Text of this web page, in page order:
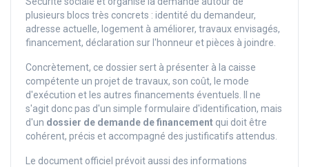
plusieurs blocs très concrets : identité du demandeur,
adresse actuelle, logement à améliorer, travaux envisagés,
financement, déclaration sur l'honneur et pièces à joindre.
Concrètement, ce dossier sert à présenter à la caisse
compétente un projet de travaux, son coût, le mode
d'exécution et les autres financements éventuels. Il ne
s'agit donc pas d'un simple formulaire d'identification, mais
d'un dossier de demande de financement qui doit être
cohérent, précis et accompagné des justificatifs attendus.
Le document officiel prévoit aussi des informations